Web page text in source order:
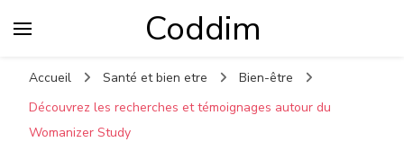
Coddim
Accueil Santé et bien etre
Bien-être
Découvrez les recherches et témoignages autour du
Womanizer Study